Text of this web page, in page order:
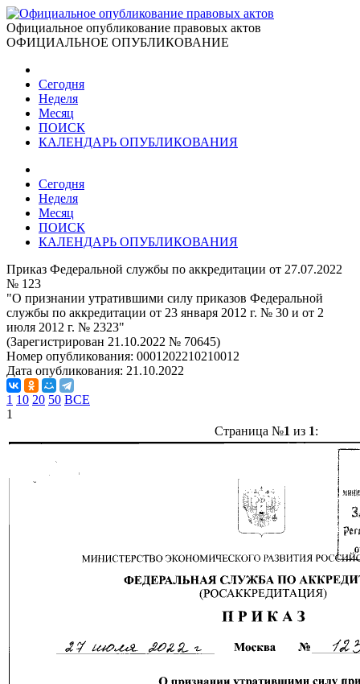
Официальное опубликование правовых актов
ОФИЦИАЛЬНОЕ ОПУБЛИКОВАНИЕ
Сегодня
Неделя
Месяц
ПОИСК
КАЛЕНДАРЬ ОПУБЛИКОВАНИЯ
Сегодня
Неделя
Месяц
ПОИСК
КАЛЕНДАРЬ ОПУБЛИКОВАНИЯ
Приказ Федеральной службы по аккредитации от 27.07.2022
№ 123
"О признании утратившими силу приказов Федеральной
службы по аккредитации от 23 января 2012 г. № 30 и от 2
июля 2012 г. № 2323"
(Зарегистрирован 21.10.2022 № 70645)
Номер опубликования: 0001202210210012
Дата опубликования: 21.10.2022
1 10 20 50 ВСЕ
1
Страница №1 из 1: